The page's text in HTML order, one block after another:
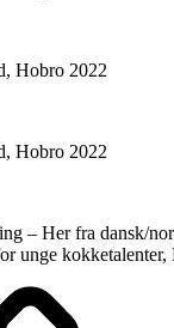
Hobro 2022
Hobro 2022
– Her fra dansk/
unge